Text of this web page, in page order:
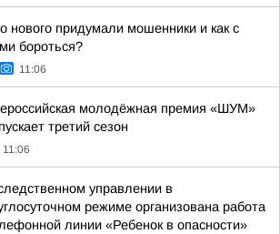
нового придумали мошенники и как с
бороться?
11:06
молодёжная премия «ШУМ»
третий сезон
11:06
управлении в
режиме организована работа
линии «Ребенок в опасности»